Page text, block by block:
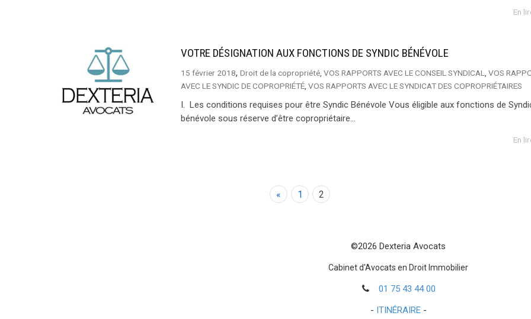
En
VOTRE DÉSIGNATION AUX FONCTIONS DE SYNDIC BÉNÉVOLE
15 février 2018, Droit de la copropriété, VOS RAPPORTS AVEC LE CONSEIL SYNDICAL
VOS
AVEC LE SYNDIC DE COPROPRIÉTÉ, VOS RAPPORTS AVEC LE SYNDICAT DES COPROPRIÉTAIRES
I. Les conditions requises pour être Syndic Bénévole Vous éligible aux fonctions de
bénévole sous réserve d’être copropriétaire...
En
« 1 2
©2026 Dexteria Avocats
Cabinet d'Avocats en Droit Immobilier
01 75 43 44 00
- ITINÉRAIRE-